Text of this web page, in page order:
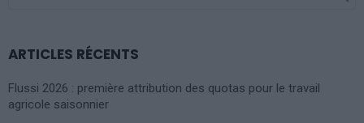
ARTICLES RÉCENTS
Flussi 2026 : première attribution des quotas pour le travail
agricole saisonnier